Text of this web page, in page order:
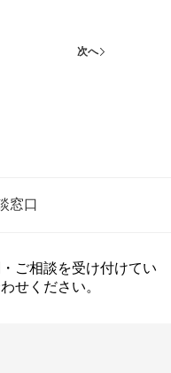
次へ
窓口
ご相談を受け付けてい
せください。